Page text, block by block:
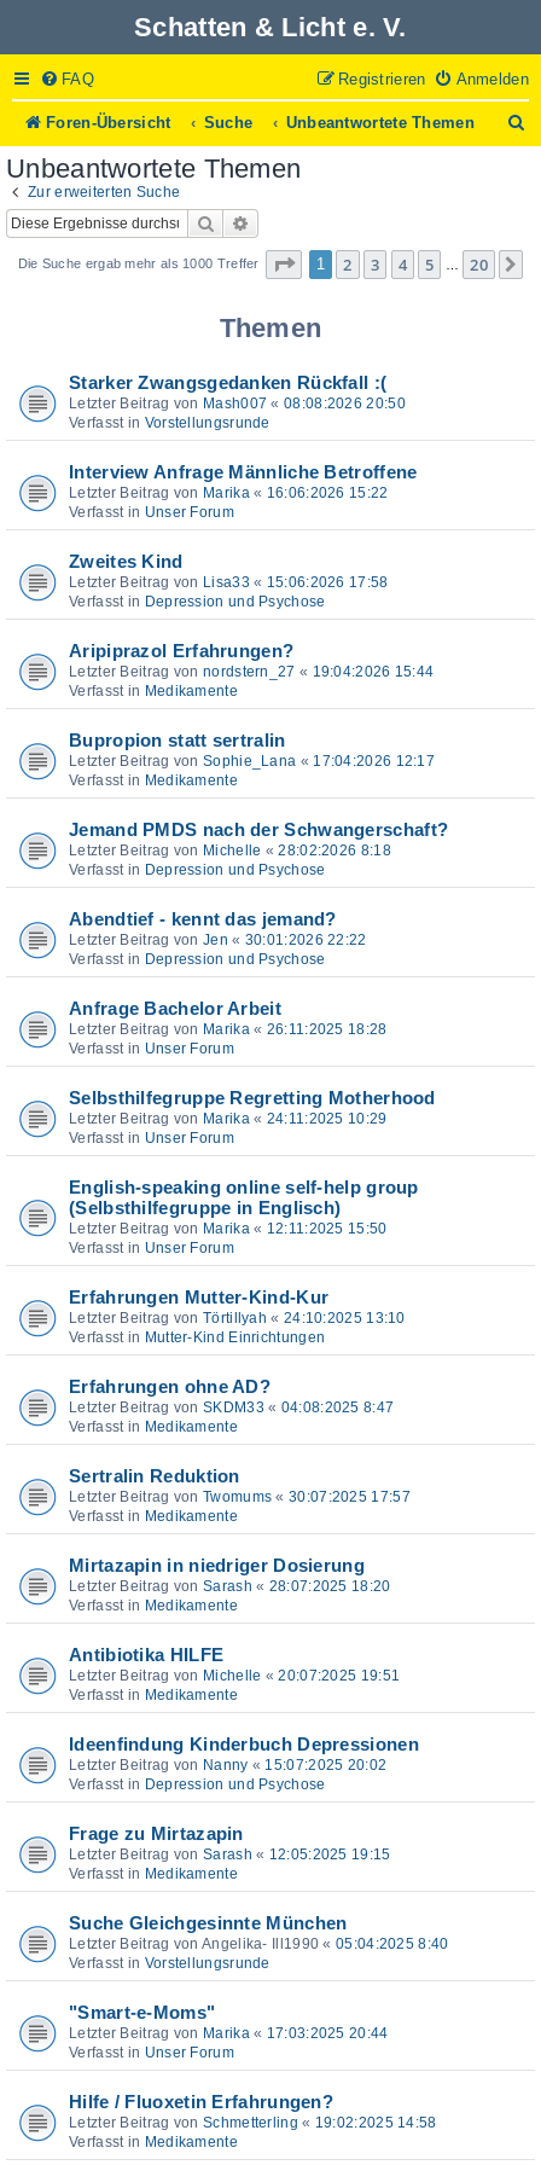
Schatten & Licht e. V.
FAQ Anmelden
Registrieren
Foren-Übersicht Suche Unbeantwortete Themen
u
Unbeantwortete Themen
Zur erweiterten Suche
Suche
Die Suche ergab mehr als 1000 Treffer Seite 1von 20
1 2 3 4 5 … 20
Themen
Starker Zwangsgedanken Rückfall :(
Letzter Beitrag von Mash007 «08:08:2026 20:50
Verfasst in Vorstellungsrunde
Interview Anfrage Männliche Betroffene
Letzter Beitrag von Marika« 16:06:2026 15:22
Verfasst in Unser Forum
Zweites Kind
Letzter Beitrag von Lisa33 « 15:06:2026 17:58
Verfasst in Depression und Psychose
Aripiprazol Erfahrungen?
Letzter Beitrag von nordstern_27 « 19:04:2026 15:44
Verfasst in Medikamente
Bupropion statt sertralin
Letzter Beitrag von Sophie_Lana « 17:04:2026 12:17
Verfasst in Medikamente
Jemand PMDS nach der Schwangerschaft?
Letzter Beitrag von Michelle «28:02:2026 8:18
Verfasst in Depression und Psychose
Abendtief - kennt das jemand?
Letzter Beitrag von Jen « 30:01:2026 22:22
Verfasst in Depression und Psychose
Anfrage Bachelor Arbeit
Letzter Beitrag von Marika« 26:11:2025 18:28
Verfasst in Unser Forum
Selbsthilfegruppe Regretting Motherhood
Letzter Beitrag von Marika« 24:11:2025 10:29
Verfasst in Unser Forum
English-speaking online self-help group
(Selbsthilfegruppe in Englisch)
Letzter Beitrag von Marika« 12:11:2025 15:50
Verfasst in Unser Forum
Erfahrungen Mutter-Kind-Kur
Letzter Beitrag von Törtillyah « 24:10:2025 13:10
Verfasst in Mutter-Kind Einrichtungen
Erfahrungen ohne AD?
Letzter Beitrag von SKDM33 « 04:08:2025 8:47
Verfasst in Medikamente
Sertralin Reduktion
Letzter Beitrag von Twomums «30:07:2025 17:57
Verfasst in Medikamente
Mirtazapin in niedriger Dosierung
Letzter Beitrag von Sarash « 28:07:2025 18:20
Verfasst in Medikamente
Antibiotika HILFE
Letzter Beitrag von Michelle «20:07:2025 19:51
Verfasst in Medikamente
Ideenfindung Kinderbuch Depressionen
Letzter Beitrag von Nanny « 15:07:2025 20:02
Verfasst in Depression und Psychose
Frage zu Mirtazapin
Letzter Beitrag von Sarash « 12:05:2025 19:15
Verfasst in Medikamente
Suche Gleichgesinnte München
Letzter Beitrag vonAngelika- Ill1990 «05:04:2025 8:40
Verfasst in Vorstellungsrunde
"Smart-e-Moms"
Letzter Beitrag von Marika« 17:03:2025 20:44
Verfasst in Unser Forum
Hilfe / Fluoxetin Erfahrungen?
Letzter Beitrag von Schmetterling « 19:02:2025 14:58
Verfasst in Medikamente